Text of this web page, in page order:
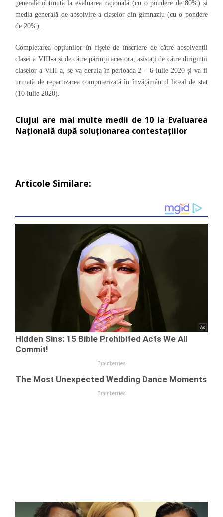
generală obținută la evaluarea națională (cu o pondere de 80%) și
media generală de absolvire a claselor din gimnaziu (cu o pondere
de 20%).
Completarea opțiunilor în fișele de înscriere de către absolvenții
clasei a VIII-a și de către părinții acestora, asistați de către diriginții
claselor a VIII-a, se va derula în perioada 2 – 6 iulie 2020 și va fi
urmată de repartizarea computerizată în învățământul liceal de stat
(10 iulie 2020).
Clujul are mai multe medii de 10 la Evaluarea
Națională după soluționarea contestațiilor
Articole Similare: